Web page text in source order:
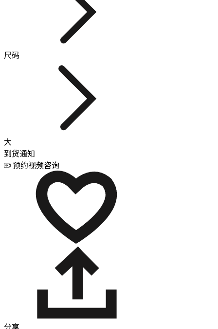
尺码
大
到货通知
预约视频咨询
分享